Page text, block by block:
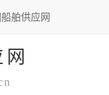
舶供应网